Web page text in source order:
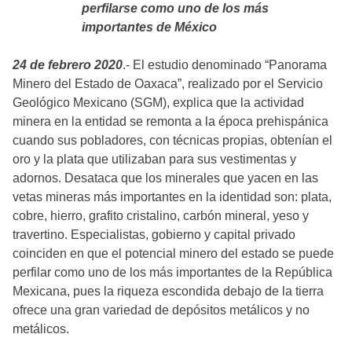
perfilarse como uno de los más
importantes de México
24 de febrero 2020.- El estudio denominado “Panorama
Minero del Estado de Oaxaca”, realizado por el Servicio
Geológico Mexicano (SGM), explica que la actividad
minera en la entidad se remonta a la época prehispánica
cuando sus pobladores, con técnicas propias, obtenían el
oro y la plata que utilizaban para sus vestimentas y
adornos. Desataca que los minerales que yacen en las
vetas mineras más importantes en la identidad son: plata,
cobre, hierro, grafito cristalino, carbón mineral, yeso y
travertino. Especialistas, gobierno y capital privado
coinciden en que el potencial minero del estado se puede
perfilar como uno de los más importantes de la República
Mexicana, pues la riqueza escondida debajo de la tierra
ofrece una gran variedad de depósitos metálicos y no
metálicos.